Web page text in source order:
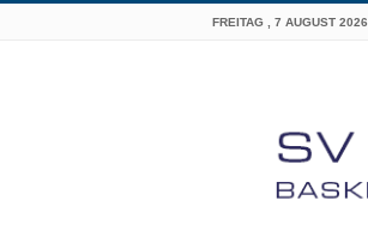
FREITAG , 7 AUGUST 2026